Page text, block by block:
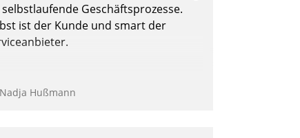
Geschäftsprozesse.
ist der Kunde und smart der
Nadja Hußmann